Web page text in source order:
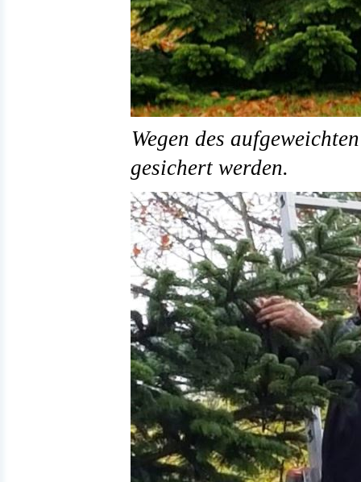
Wegen des
gesichert werden.